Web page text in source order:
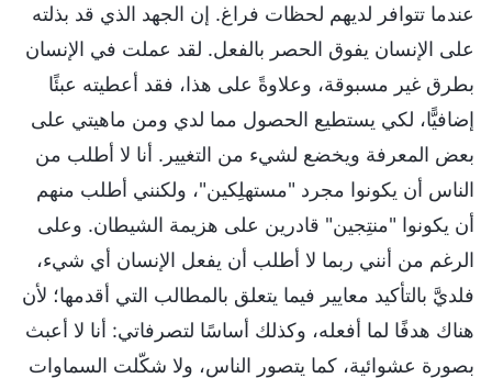
عندما تتوافر لديهم لحظات فراغ. إن الجهد الذي قد بذلته
على الإنسان يفوق الحصر بالفعل. لقد عملت في الإنسان
بطرق غير مسبوقة، وعلاوةً على هذا، فقد أعطيته عبئًا
إضافيًّا، لكي يستطيع الحصول مما لدي ومن ماهيتي على
بعض المعرفة ويخضع لشيء من التغيير. أنا لا أطلب من
الناس أن يكونوا مجرد "مستهلِكين"، ولكنني أطلب منهم
أن يكونوا "منتِجين" قادرين على هزيمة الشيطان. وعلى
الرغم من أنني ربما لا أطلب أن يفعل الإنسان أي شيء،
فلديَّ بالتأكيد معايير فيما يتعلق بالمطالب التي أقدمها؛ لأن
هناك هدفًا لما أفعله، وكذلك أساسًا لتصرفاتي: أنا لا أعبث
بصورة عشوائية، كما يتصور الناس، ولا شكّلت السماوات